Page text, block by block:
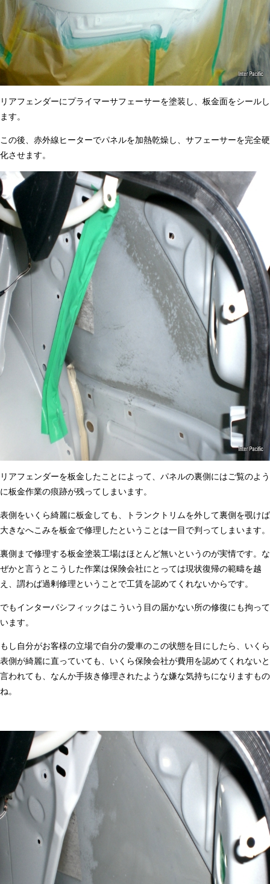
リアフェンダーにプライマーサフェーサーを塗装し、板金面をシールし
ます。
この後、赤外線ヒーターでパネルを加熱乾燥し、サフェーサーを完全硬
化させます。
リアフェンダーを板金したことによって、パネルの裏側にはご覧のよう
に板金作業の痕跡が残ってしまいます。
表側をいくら綺麗に板金しても、トランクトリムを外して裏側を覗けば
大きなへこみを板金で修理したということは一目で判ってしまいます。
裏側まで修理する板金塗装工場はほとんど無いというのが実情です。な
ぜかと言うとこうした作業は保険会社にとっては現状復帰の範疇を越
え、謂わば過剰修理ということで工賃を認めてくれないからです。
でもインターパシフィックはこういう目の届かない所の修復にも拘って
います。
もし自分がお客様の立場で自分の愛車のこの状態を目にしたら、いくら
表側が綺麗に直っていても、いくら保険会社が費用を認めてくれないと
言われても、なんか手抜き修理されたような嫌な気持ちになりますもの
ね。